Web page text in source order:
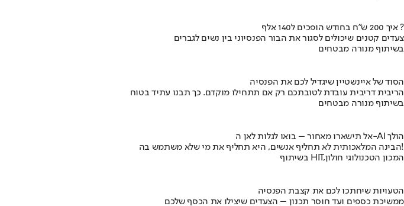
איך 200 ש"ח בחודש הופכים ל140 אלף ?
צעדים קטנים שיכולים לסגור את הבור הפנסיוני בין נשים לגברים
בשיתוף מנורה מבטחים
הסוד של איינשטיין שיגדיל לכם את הפנסיה
הריבית דריבית עובדת לטובתכם רק אם תתחילו מוקדם. כך תבנו עתיד בטוח
בשיתוף מנורה מבטחים
אל תישארו מאחור – בואו לגלות לאן ה-AI הולך
הבינה המלאכותית לא תחליף אנשים, היא תחליף את מי שלא משתמש בה!
בשיתוף HIT,המכון הטכנולוגי חולון
הטעויות שיחתכו לכם את קצבת הפנסיה
ממשיכת כספים ועד חוסר תכנון – הצעדים שיצילו את הכסף שלכם